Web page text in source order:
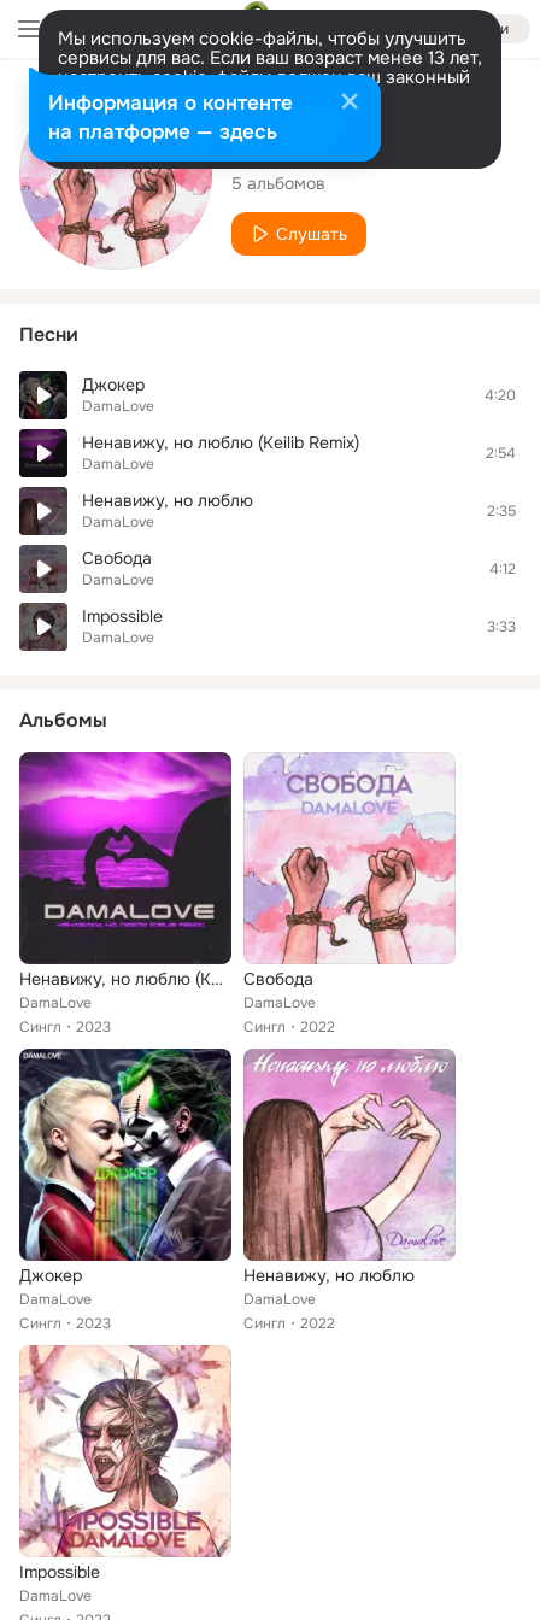
Войти
Мы используем cookie-файлы, чтобы улучшить
сервисы для вас. Если ваш возраст менее 13 лет,
настроить cookie-файлы должен ваш законный
представитель. Больше информации
Разрешить все Настроить
Исполнитель
DamaLove
5 альбомов
Слушать
Песни
Джокер
DamaLove
4:20
Ненавижу, но люблю (Keilib Remix)
DamaLove
2:54
Ненавижу, но люблю
DamaLove
2:35
Свобода
DamaLove
4:12
Impossible
DamaLove
3:33
Альбомы
Ненавижу, но люблю (Keilib Remix)
DamaLove
Сингл
2023
Свобода
DamaLove
Сингл
2022
Джокер
DamaLove
Сингл
2023
Ненавижу, но люблю
DamaLove
Сингл
2022
Impossible
DamaLove
Информация о контенте
на платформе — здесь